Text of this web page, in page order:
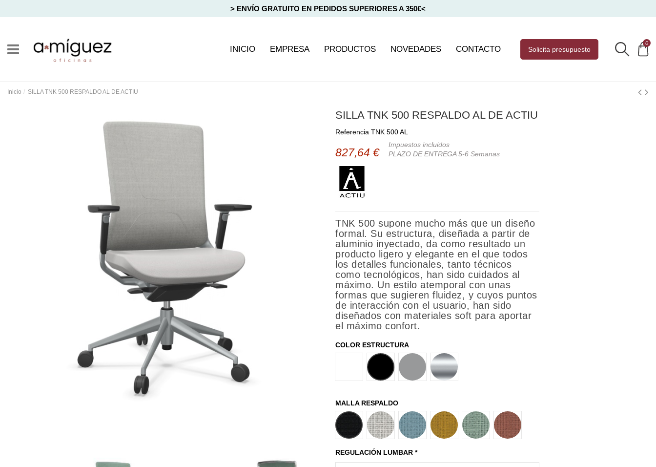
> ENVÍO GRATUITO EN PEDIDOS SUPERIORES A 350€<
INICIO EMPRESA PRODUCTOS NOVEDADES CONTACTO solicita presupuesto
0
Inicio SILLA TNK 500 RESPALDO AL DE ACTIU
SILLA TNK 500 RESPALDO AL DE ACTIU
Referencia TNK 500 AL
827,64 €
Impuestos incluidos
PLAZO DE ENTREGA 5-6 Semanas
TNK 500 supone mucho más que un diseño
formal. Su estructura, diseñada a partir de
aluminio inyectado, da como resultado un
producto ligero y elegante en el que todos
los detalles funcionales, tanto técnicos
como tecnológicos, han sido cuidados al
máximo. Un estilo atemporal con unas
formas que sugieren fluidez, y cuyos puntos
de interacción con el usuario, han sido
diseñados con materiales soft para aportar
el máximo confort.
COLOR ESTRUCTURA
BLANCO
NEGRO GRIS ALUMINIO
PULIDO
MALLA RESPALDO
AL08
AL16 AL62 AL34 AL59 AL90
REGULACIÓN LUMBAR *